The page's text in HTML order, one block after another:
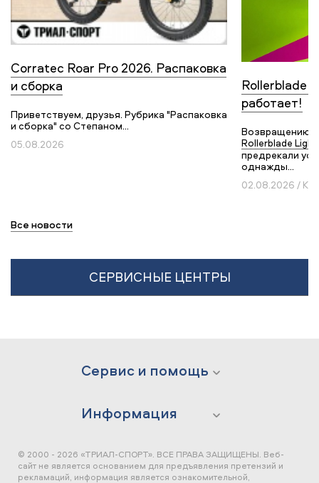
Corratec Roar Pro 2026. Распаковка
и сборка
Приветствуем, друзья. Рубрика "Распаковка
и сборка" со Степаном...
05.08.2026
Rollerblade
работает!
Возвращению
Rollerblade
предрекали
однажды...
02.08.2026 /
Все новости
СЕРВИСНЫЕ ЦЕНТРЫ
Сервис и помощь
Информация
© 2000 - 2026 «ТРИАЛ-СПОРТ». ВСЕ ПРАВА ЗАЩИЩЕНЫ. Веб-
сайт не является основанием для предъявления претензий и
рекламаций, информация является ознакомительной,